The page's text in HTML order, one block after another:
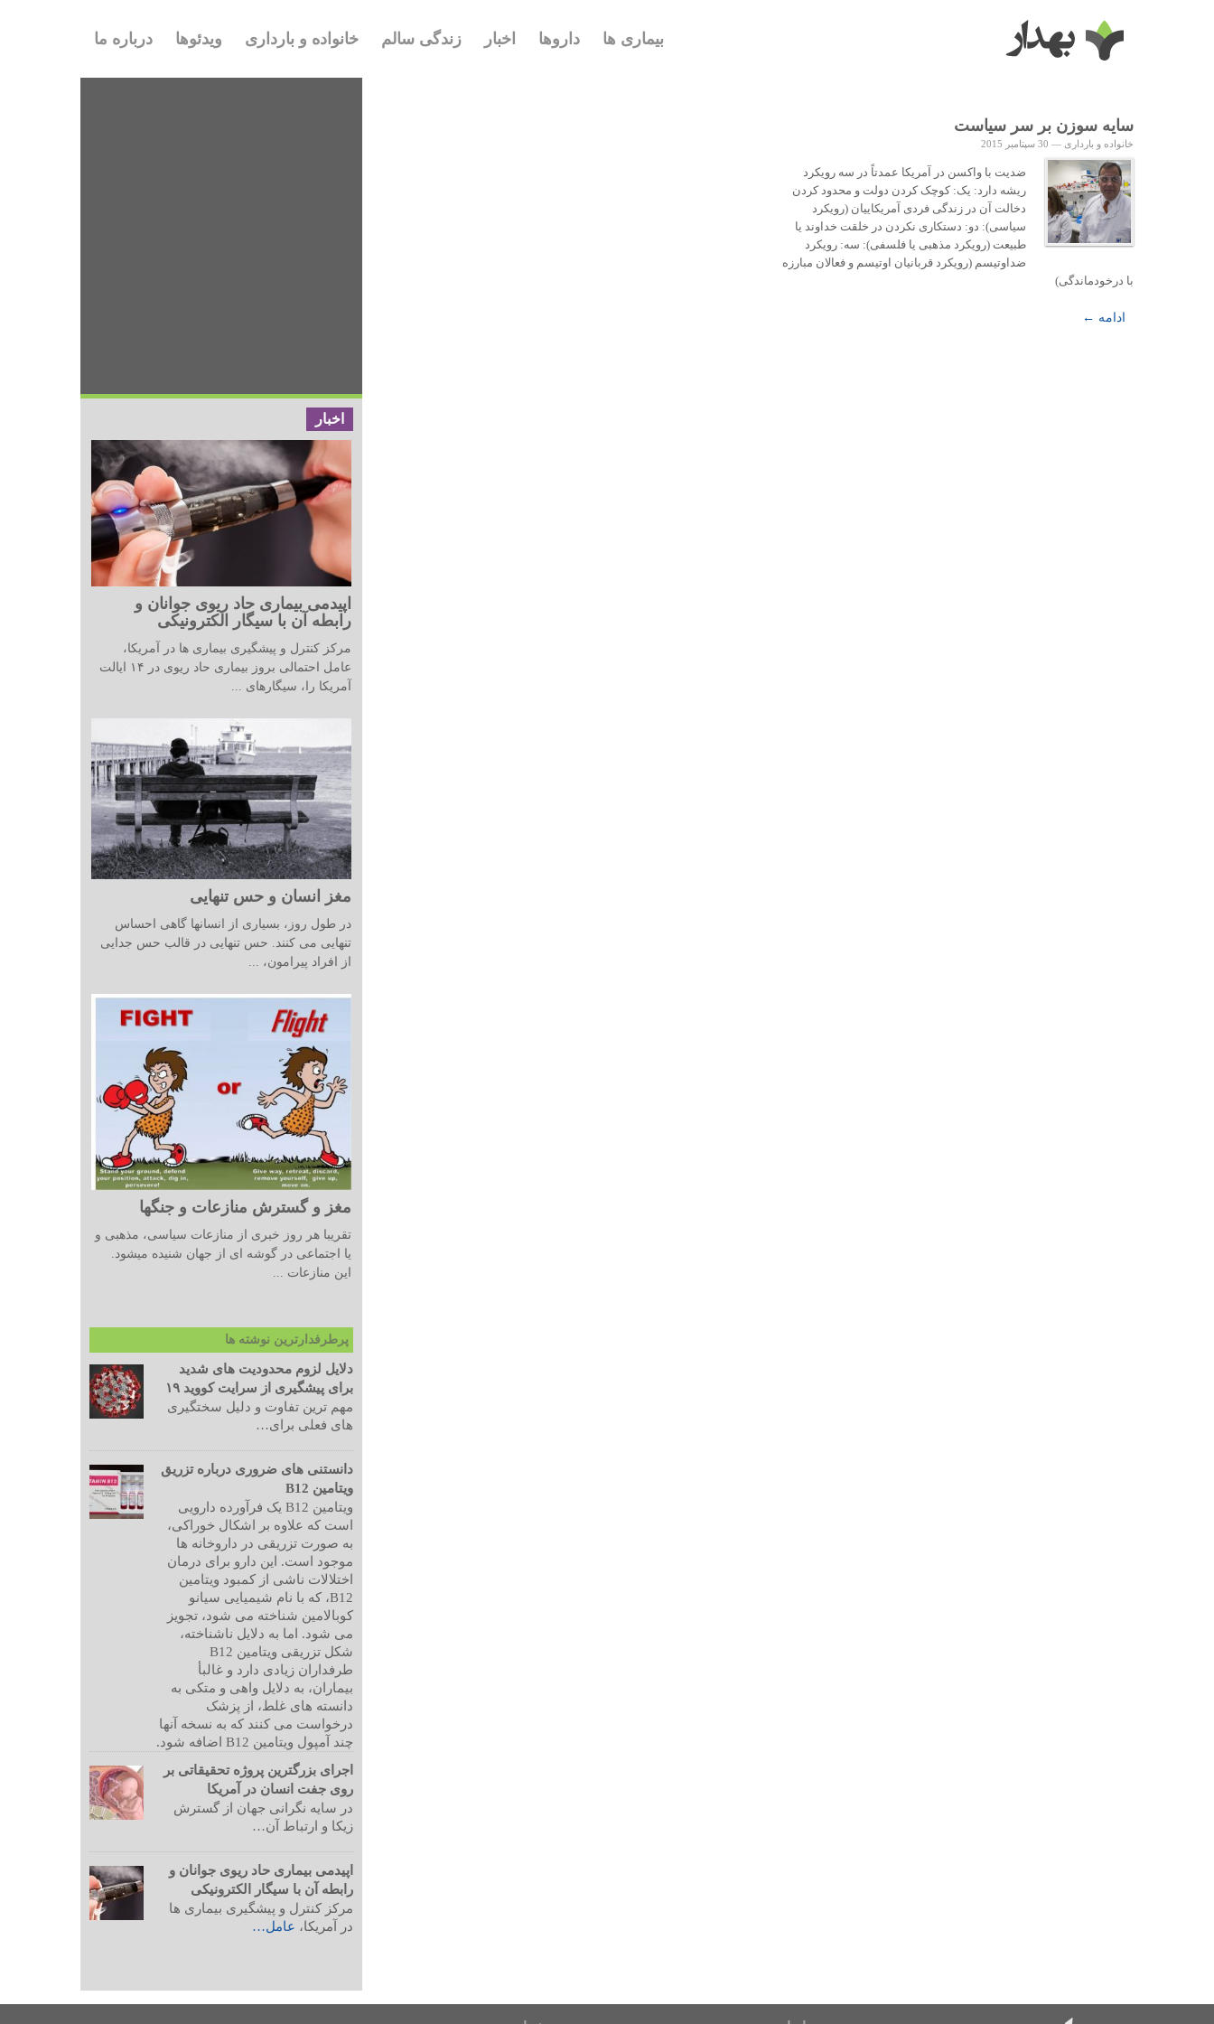
بیماری ها داروها اخبار زندگی سالم خانواده و بارداری ویدئوها درباره ما
سایه سوزن بر سر سیاست
خانواده و بارداری — 30 سپتامبر 2015
ضدیت با واکسن در آمریکا عمدتاً در سه رویکرد
ریشه دارد: یک: کوچک کردن دولت و محدود کردن
دخالت آن در زندگی فردی آمریکاییان (رویکرد
سیاسی): دو: دستکاری نکردن در خلقت خداوند یا
طبیعت (رویکرد مذهبی یا فلسفی): سه: رویکرد
ضداوتیسم (رویکرد قربانیان اوتیسم و فعالان مبارزه
با درخودماندگی)
ادامه ←
اخبار
اپیدمی بیماری حاد ریوی جوانان و
رابطه آن با سیگار الکترونیکی
مرکز کنترل و پیشگیری بیماری ها در آمریکا،
عامل احتمالی بروز بیماری حاد ریوی در ۱۴ ایالت
آمریکا را، سیگارهای ...
مغز انسان و حس تنهایی
در طول روز، بسیاری از انسانها گاهی احساس
تنهایی می کنند. حس تنهایی در قالب حس جدایی
از افراد پیرامون، ...
مغز و گسترش منازعات و جنگها
تقریبا هر روز خبری از منازعات سیاسی، مذهبی و
یا اجتماعی در گوشه ای از جهان شنیده میشود.
این منازعات ...
پرطرفدارترین نوشته ها
دلایل لزوم محدودیت های شدید
برای پیشگیری از سرایت کووید ۱۹
مهم ترین تفاوت و دلیل سختگیری
های فعلی برای…
دانستنی های ضروری درباره تزریق
ویتامین B12
ویتامین B12 یک فرآورده دارویی
است که علاوه بر اشکال خوراکی،
به صورت تزریقی در داروخانه ها
موجود است. این دارو برای درمان
اختلالات ناشی از کمبود ویتامین
B12، که با نام شیمیایی سیانو
کوبالامین شناخته می شود، تجویز
می شود. اما به دلایل ناشناخته،
شکل تزریقی ویتامین B12
طرفداران زیادی دارد و غالبأ
بیماران، به دلایل واهی و متکی به
دانسته های غلط، از پزشک
درخواست می کنند که به نسخه آنها
چند آمپول ویتامین B12 اضافه شود.
اجرای بزرگترین پروژه تحقیقاتی بر
روی جفت انسان در آمریکا
در سایه نگرانی جهان از گسترش
زیکا و ارتباط آن…
اپیدمی بیماری حاد ریوی جوانان و
رابطه آن با سیگار الکترونیکی
مرکز کنترل و پیشگیری بیماری ها
در آمریکا، عامل…